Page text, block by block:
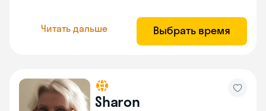
Читать дальше Выбрать время
Sharon